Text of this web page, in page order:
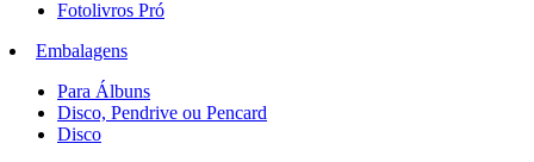
Fotolivros Pró
Embalagens
Para Álbuns
Disco, Pendrive ou Pencard
Disco